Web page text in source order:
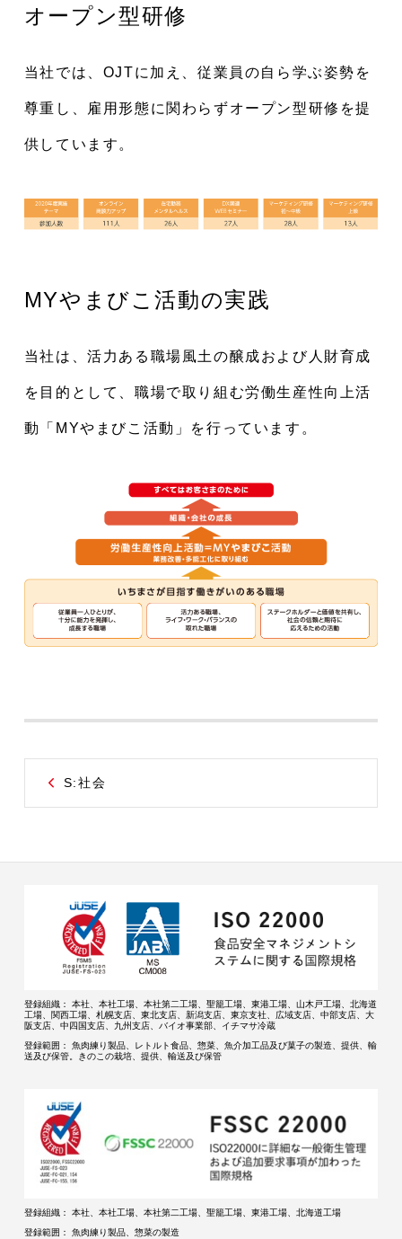
オープン型研修
当社では、OJTに加え、従業員の自ら学ぶ姿勢を
尊重し、雇用形態に関わらずオープン型研修を提
供しています。
MYやまびこ活動の実践
当社は、活力ある職場風土の醸成および人財育成
を目的として、職場で取り組む労働生産性向上活
動「MYやまびこ活動」を行っています。
S:社会
登録組織：
本社、本社工場、本社第二工場、聖籠工場、東港工場、山木戸工場、北海道
工場、関西工場、札幌支店、東北支店、新潟支店、東京支社、広域支店、中部支店、大
阪支店、中四国支店、九州支店、バイオ事業部、イチマサ冷蔵
登録範囲：
魚肉練り製品、レトルト食品、惣菜、魚介加工品及び菓子の製造、提供、輸
送及び保管。きのこの栽培、提供、輸送及び保管
登録組織：
本社、本社工場、本社第二工場、聖籠工場、東港工場、北海道工場
登録範囲：
魚肉練り製品、惣菜の製造